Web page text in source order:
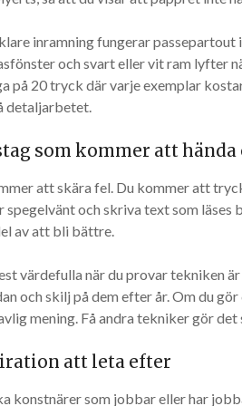
inramning fungerar
och svart eller vit ram lyfter
på 20 tryck där varje exemplar
detaljarbetet.
som kommer att hända
att skära fel. Du kommer att
spegelvänt och skriva text som läses
av att bli bättre.
värdefulla när du provar tekniken
och skilj på dem efter år. Om du
mening. Få andra tekniker gör det
att leta efter
konstnärer som jobbar eller har